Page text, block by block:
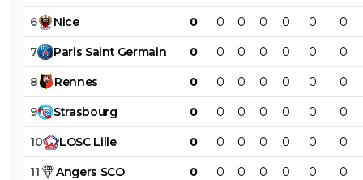
6 Nice 0 0 0 0 0 0 0
7 Paris Saint Germain 0 0 0 0 0 0 0
8 Rennes 0 0 0 0 0 0 0
9 Strasbourg 0 0 0 0 0 0 0
10 LOSC Lille 0 0 0 0 0 0 0
11 Angers SCO 0 0 0 0 0 0 0